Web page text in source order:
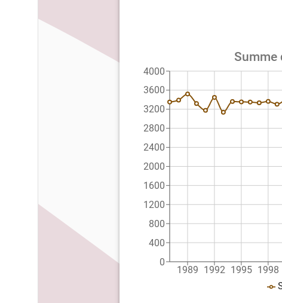
Summe
1989 1992 1995 1998
0
400
800
1200
1600
2000
2400
2800
3200
3600
4000